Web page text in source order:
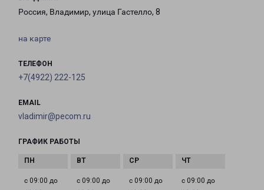
Россия, Владимир, улица Гастелло, 8
на карте
ТЕЛЕФОН
+7(4922) 222-125
EMAIL
vladimir@pecom.ru
ГРАФИК РАБОТЫ
с 09:00 до
с 09:00 до
с 09:00 до
с 09:00 до